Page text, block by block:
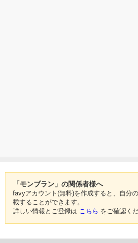
「モンブラン」の関係者様へ
favyアカウント(無料)を作成すると、自分
載することができます。
詳しい情報とご登録は こちら をご確認く